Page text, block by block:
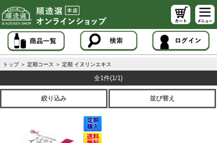
トップ ＞ 定期コース ＞ 定期 イヌリンエキス
全1件(1/1)
絞り込み 並び替え